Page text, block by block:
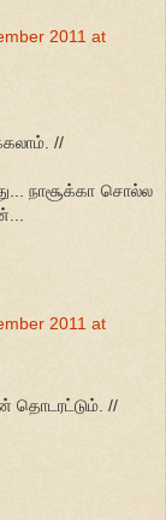
2011 at
//
நாசூக்கா சொல்ல
2011 at
தொடரட்டும். //